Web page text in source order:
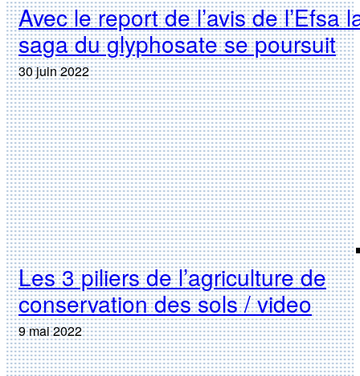
Avec le report de l’avis de l’Efsa
saga du glyphosate se poursuit
30 juin 2022
Les 3 piliers de l’agriculture de
conservation des sols / video
9 mai 2022